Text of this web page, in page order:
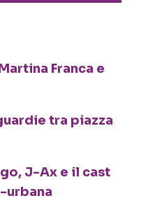
Franca e
tra piazza
J-Ax e il cast
urbana